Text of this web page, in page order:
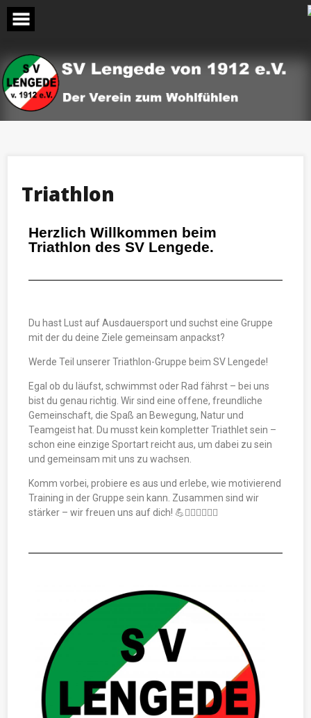
Triathlon
Herzlich Willkommen beim
Triathlon des SV Lengede.
Du hast Lust auf Ausdauersport und suchst eine Gruppe
mit der du deine Ziele gemeinsam anpackst?
Werde Teil unserer Triathlon-Gruppe beim SV Lengede!
Egal ob du läufst, schwimmst oder Rad fährst – bei uns
bist du genau richtig. Wir sind eine offene, freundliche
Gemeinschaft, die Spaß an Bewegung, Natur und
Teamgeist hat. Du musst kein kompletter Triathlet sein –
schon eine einzige Sportart reicht aus, um dabei zu sein
und gemeinsam mit uns zu wachsen.
Komm vorbei, probiere es aus und erlebe, wie motivierend
Training in der Gruppe sein kann. Zusammen sind wir
stärker – wir freuen uns auf dich! 💪🚴‍♂️🏊‍♀️🏃‍♂️